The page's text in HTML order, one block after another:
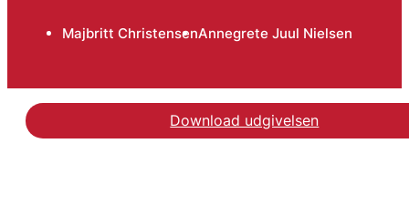
Majbritt ChristensenAnnegrete Juul Nielsen
Download udgivelsen